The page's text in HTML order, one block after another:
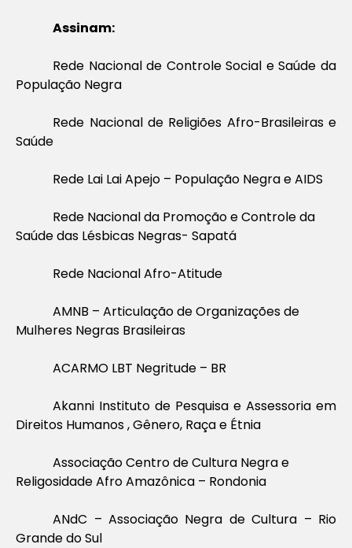
Assinam:
Rede Nacional de Controle Social e Saúde da
População Negra
Rede Nacional de Religiões Afro-Brasileiras e
Saúde
Rede Lai Lai Apejo – População Negra e AIDS
Rede Nacional da Promoção e Controle da
Saúde das Lésbicas Negras- Sapatá
Rede Nacional Afro-Atitude
AMNB – Articulação de Organizações de
Mulheres Negras Brasileiras
ACARMO LBT Negritude – BR
Akanni Instituto de Pesquisa e Assessoria em
Direitos Humanos , Gênero, Raça e Étnia
Associação Centro de Cultura Negra e
Religosidade Afro Amazônica – Rondonia
ANdC – Associação Negra de Cultura – Rio
Grande do Sul